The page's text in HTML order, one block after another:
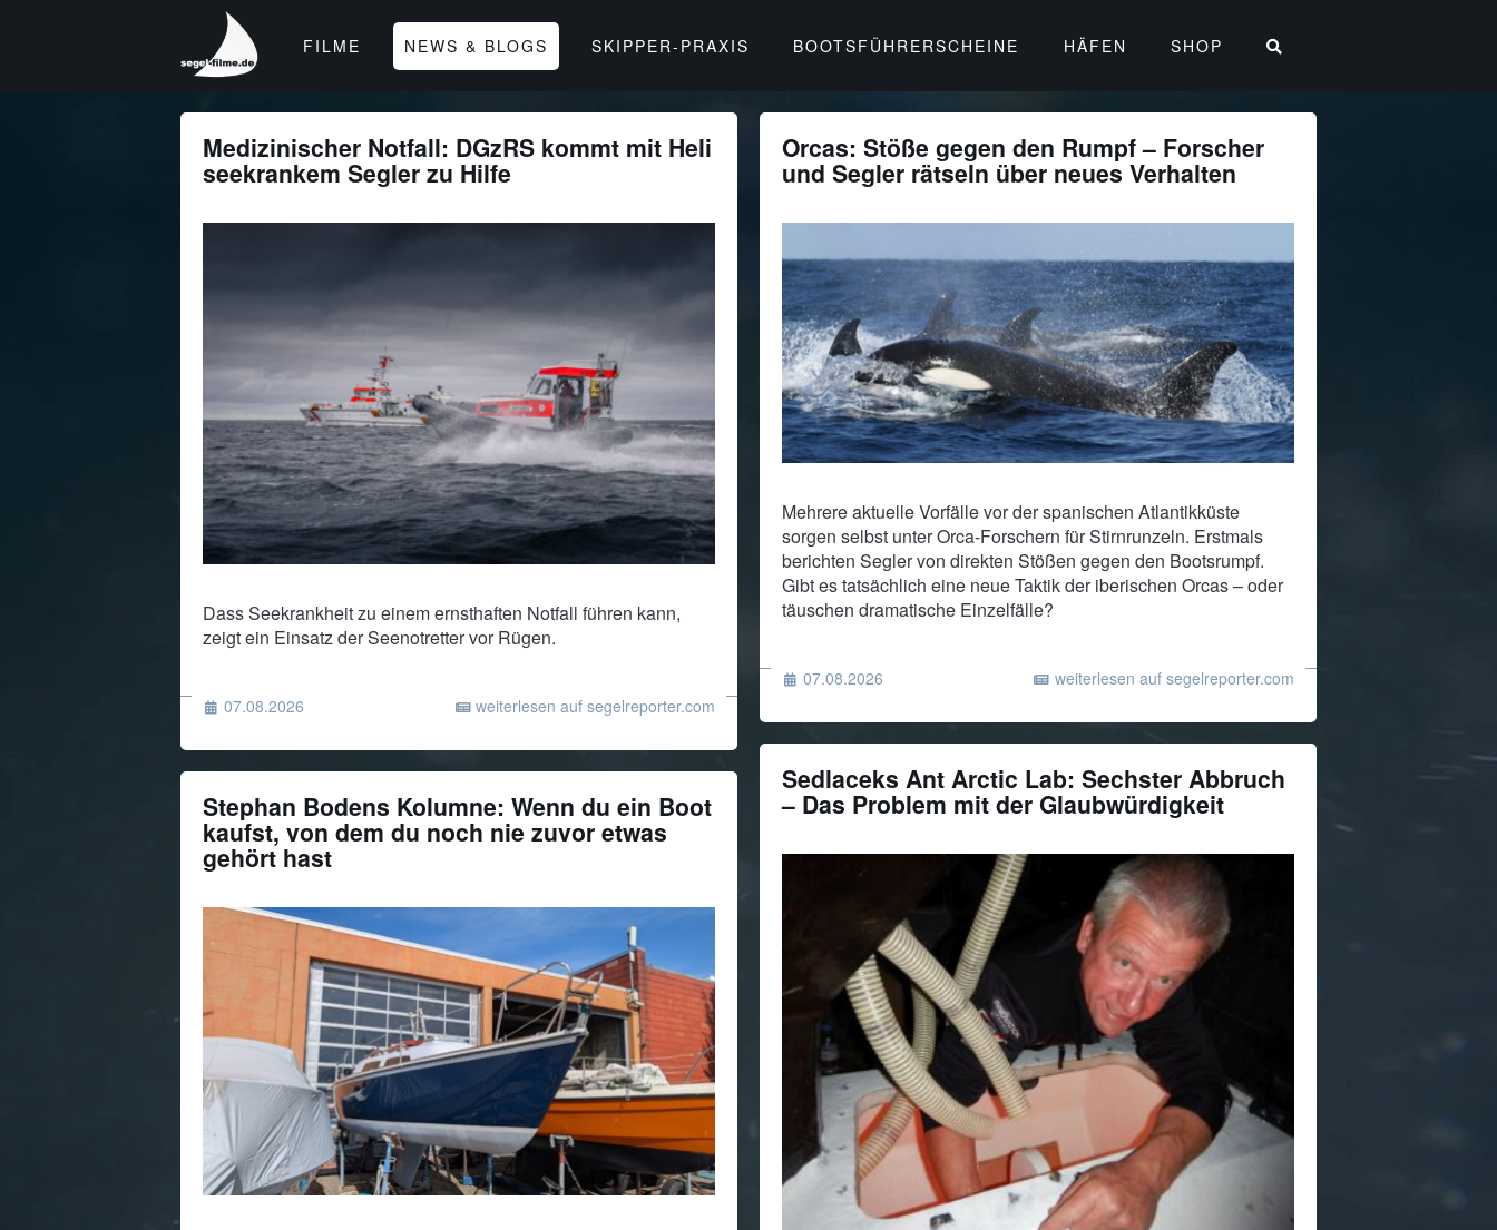
News,
Apps
und
für
FILME NEWS & BLOGS SKIPPER-PRAXIS BOOTSFÜHRERSCHEINE HÄFEN SHOP
Medizinischer Notfall: DGzRS kommt mit Heli
seekrankem Segler zu Hilfe
Dass Seekrankheit zu einem ernsthaften Notfall führen kann,
zeigt ein Einsatz der Seenotretter vor Rügen.
07.08.2026 weiterlesen auf segelreporter.com
Orcas: Stöße gegen den Rumpf – Forscher
und Segler rätseln über neues Verhalten
Mehrere aktuelle Vorfälle vor der spanischen Atlantikküste
sorgen selbst unter Orca-Forschern für Stirnrunzeln. Erstmals
berichten Segler von direkten Stößen gegen den Bootsrumpf.
Gibt es tatsächlich eine neue Taktik der iberischen Orcas – oder
täuschen dramatische Einzelfälle?
07.08.2026 weiterlesen auf segelreporter.com
Stephan Bodens Kolumne: Wenn du ein Boot
kaufst, von dem du noch nie zuvor etwas
gehört hast
Sedlaceks Ant Arctic Lab: Sechster Abbruch
– Das Problem mit der Glaubwürdigkeit